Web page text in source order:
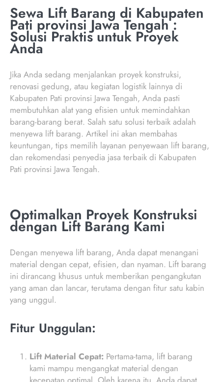
Sewa Lift Barang di Kabupaten
Pati provinsi Jawa Tengah :
Solusi Praktis untuk Proyek
Anda
Jika Anda sedang menjalankan proyek konstruksi,
renovasi gedung, atau kegiatan logistik lainnya di
Kabupaten Pati provinsi Jawa Tengah, Anda pasti
membutuhkan alat yang efisien untuk memindahkan
barang-barang berat. Salah satu solusi terbaik adalah
menyewa lift barang. Artikel ini akan membahas
keuntungan, tips memilih layanan penyewaan lift barang,
dan rekomendasi penyedia jasa terbaik di Kabupaten
Pati provinsi Jawa Tengah.
Optimalkan Proyek Konstruksi
dengan Lift Barang Kami
Dengan menyewa lift barang, Anda dapat menangani
material dengan cepat, efisien, dan nyaman. Lift barang
ini dirancang khusus untuk memberikan pengangkutan
yang aman dan lancar, terutama dengan fitur satu kabin
yang unggul.
Fitur Unggulan:
Lift Material Cepat: Pertama-tama, lift barang
kami mampu mengangkat material dengan